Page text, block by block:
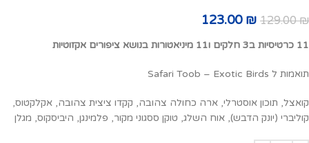
129.00₪
123.00 ₪
11 כרטיסיות ב3 חלקים ו11 מיניאטורות בנושא ציפורים אקזוטיות
תואמות ל Safari Toob – Exotic Birds
קואצל, תוכון אוסטרלי, ארה כחולה צהובה, קקדו ציצית צהובה, אקלקטוס,
קוליברי (יונק הדבש), אוח השלג, טוקן ססגוני מקור, פלמינגן, היביסקוס, מגלן